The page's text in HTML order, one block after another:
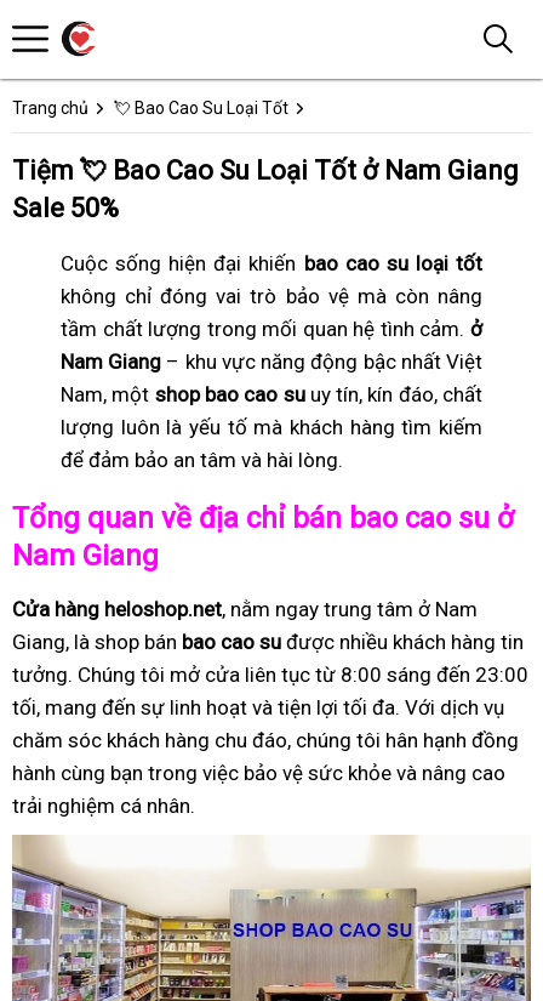
Trang chủ 💘 Bao Cao Su Loại Tốt
Tiệm 💘 Bao Cao Su Loại Tốt ở Nam Giang
Sale 50%
Cuộc sống hiện đại khiến bao cao su loại tốt
không chỉ đóng vai trò bảo vệ mà còn nâng
tầm chất lượng trong mối quan hệ tình cảm. ở
Nam Giang – khu vực năng động bậc nhất Việt
Nam, một shop bao cao suuy tín, kín đáo, chất
lượng luôn là yếu tố mà khách hàng tìm kiếm
để đảm bảo an tâm và hài lòng.
Tổng quan về địa chỉ bán bao cao su ở
Nam Giang
Cửa hàng heloshop.net, nằm ngay trung tâm ở Nam
Giang, là shop bán bao cao su được nhiều khách hàng tin
tưởng. Chúng tôi mở cửa liên tục từ 8:00 sáng đến 23:00
tối, mang đến sự linh hoạt và tiện lợi tối đa. Với dịch vụ
chăm sóc khách hàng chu đáo, chúng tôi hân hạnh đồng
hành cùng bạn trong việc bảo vệ sức khỏe và nâng cao
trải nghiệm cá nhân.